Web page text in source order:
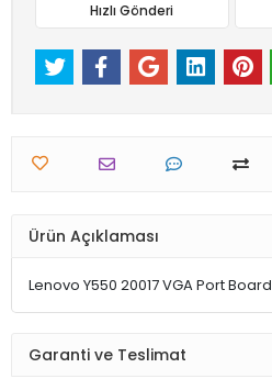
Hızlı Gönderi
Ürün Açıklaması
Lenovo Y550 20017 VGA Port Board
Garanti ve Teslimat